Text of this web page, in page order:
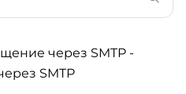
через SMTP -
SMTP